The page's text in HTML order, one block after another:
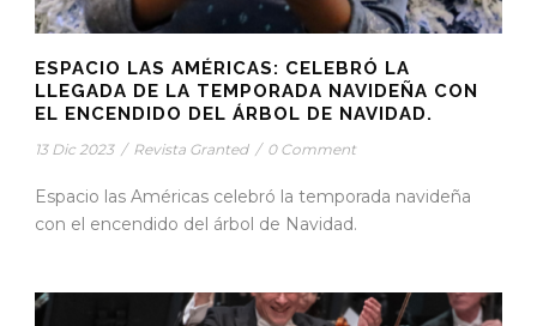
ESPACIO LAS AMÉRICAS: CELEBRÓ LA
LLEGADA DE LA TEMPORADA NAVIDEÑA CON
EL ENCENDIDO DEL ÁRBOL DE NAVIDAD.
13 Dic 2023 / Revista Granted / 0 Comment
Espacio las Américas celebró la temporada navideña
con el encendido del árbol de Navidad.